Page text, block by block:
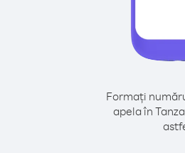
Formați
apela în